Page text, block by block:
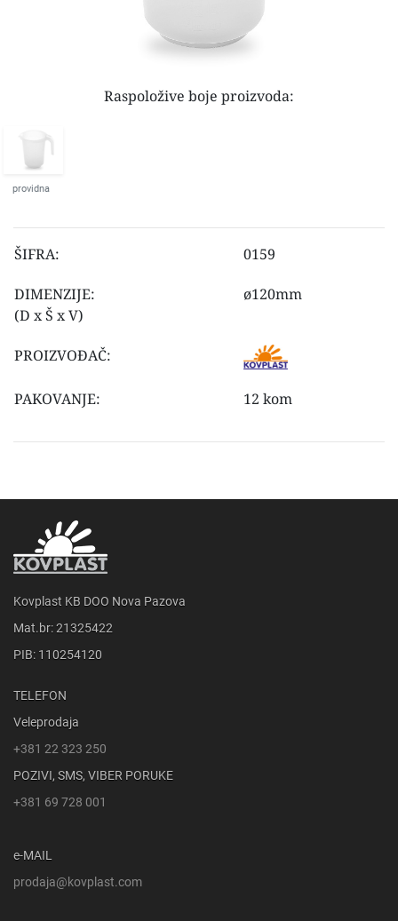
Raspoložive boje proizvoda:
providna
ŠIFRA: 0159
DIMENZIJE:
(D x Š x V)
ø120mm
PROIZVOĐAČ:
PAKOVANJE: 12 kom
Kovplast KB DOO Nova Pazova
Mat.br: 21325422
PIB: 110254120
TELEFON
Veleprodaja
+381 22 323 250
POZIVI, SMS, VIBER PORUKE
+381 69 728 001
e-MAIL
prodaja@kovplast.com